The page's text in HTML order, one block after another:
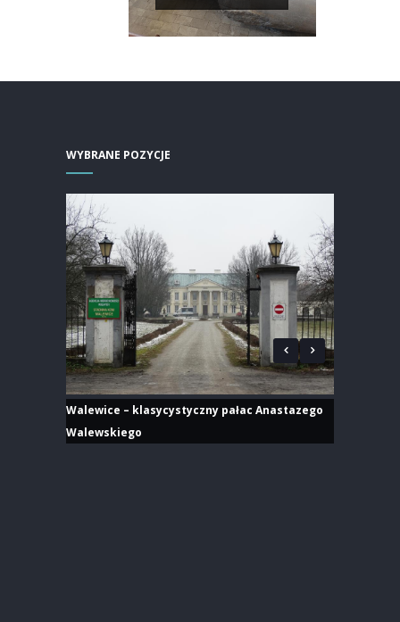
WYBRANE POZYCJE
Walewice – klasycystyczny pałac Anastazego
Walewskiego